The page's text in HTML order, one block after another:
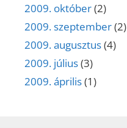
2009. október(2)
2009. szeptember(2)
2009. augusztus(4)
2009. július(3)
2009. április(1)